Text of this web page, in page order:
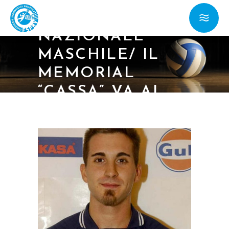
23/12/18 –
NAZIONALE
MASCHILE/ IL
MEMORIAL
“CASSA” VA AL